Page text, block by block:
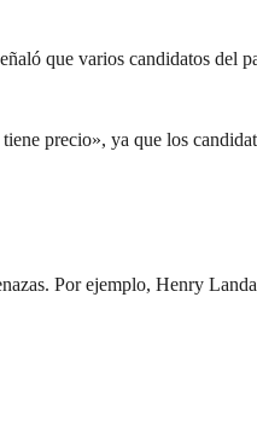
que varios candidatos del
precio», ya que los
Por ejemplo, Henry